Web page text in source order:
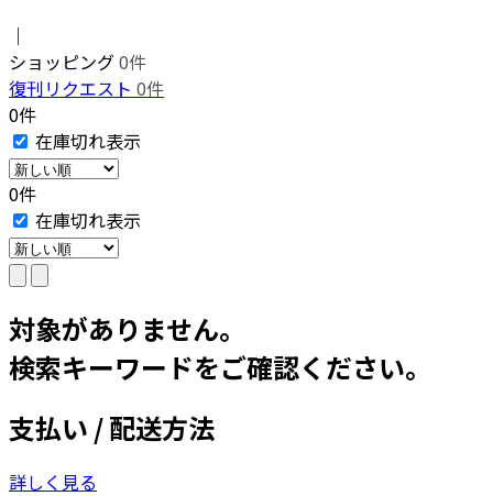
｜
ショッピング0件
復刊リクエスト 0件
0件
在庫切れ表示
0件
在庫切れ表示
対象がありません。
検索キーワードをご確認ください。
支払い / 配送方法
詳しく見る